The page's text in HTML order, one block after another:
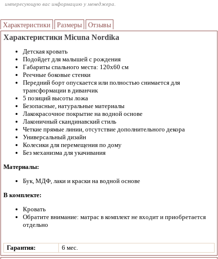
интересующую вас информацию у менеджера.
Характеристики Размеры Отзывы
Характеристики Micuna Nordika
Детская кровать
Подойдет для малышей с рождения
Габариты спального места: 120х60 см
Реечные боковые стенки
Передний борт опускается или полностью снимается для
трансформации в диванчик
5 позиций высоты ложа
Безопасные, натуральные материалы
Лакокрасочное покрытие на водной основе
Лаконичный скандинавский стиль
Четкие прямые линии, отсутствие дополнительного декора
Универсальный дизайн
Колесики для перемещения по дому
Без механизма для укачивания
Материалы:
Бук, МДФ, лаки и краски на водной основе
В комплекте:
Кровать
Обратите внимание: матрас в комплект не входит и приобретается
отдельно
Гарантия: 6 мес.